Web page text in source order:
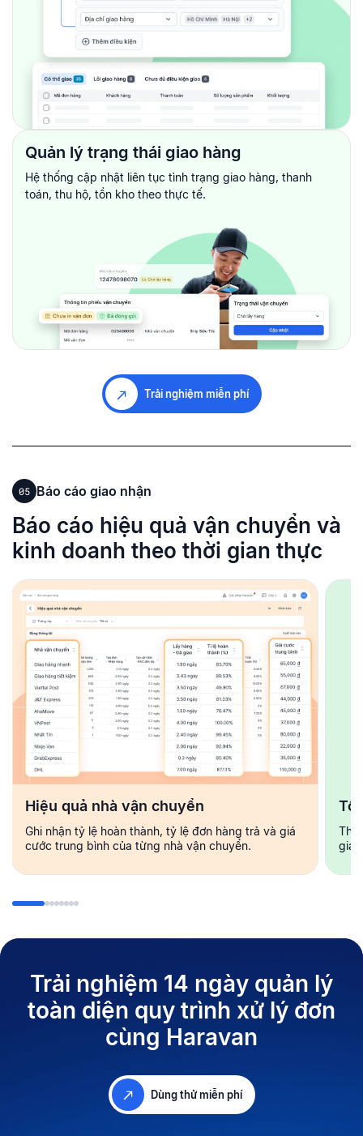
Quản lý trạng thái giao hàng
Hệ thống cập nhật liên tục tình trạng giao hàng, thanh
toán, thu hộ, tồn kho theo thực tế.
Trải nghiệm miễn phí
05 Báo cáo giao nhận
Báo cáo hiệu quả vận chuyển và
kinh doanh theo thời gian thực
Hiệu quả nhà vận chuyển
Ghi nhận tỷ lệ hoàn thành, tỷ lệ đơn hàng trả và giá
cước trung bình của từng nhà vận chuyển.
Trải nghiệm 14 ngày quản lý
toàn diện quy trình xử lý đơn
cùng Haravan
Dùng thử miễn phí